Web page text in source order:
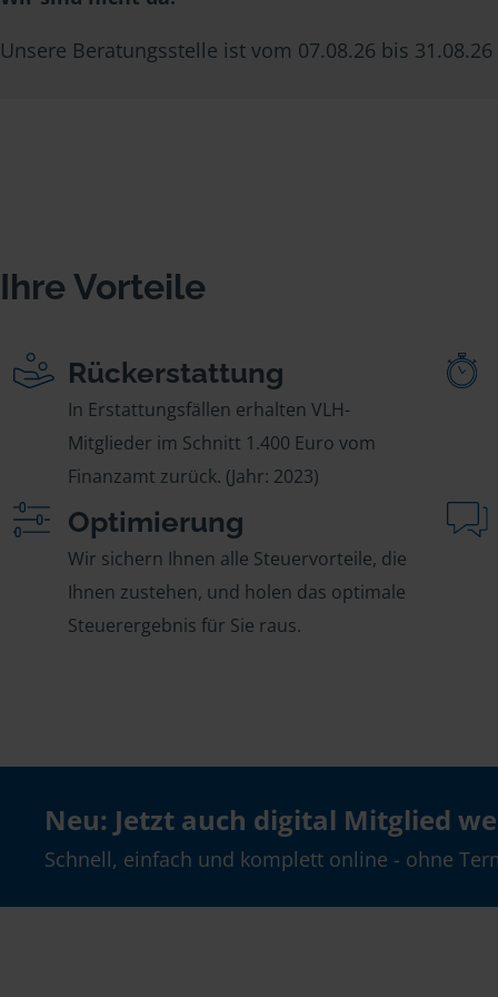
Unsere Beratungsstelle ist vom 07.08.26 bis
Ihre Vorteile
Rückerstattung
In Erstattungsfällen erhalten VLH-
Mitglieder im Schnitt 1.400 Euro vom
Finanzamt zurück. (Jahr: 2023)
Optimierung
Wir sichern Ihnen alle Steuervorteile, die
Ihnen zustehen, und holen das optimale
Steuerergebnis für Sie raus.
Neu: Jetzt auch digital Mitglied
Schnell, einfach und komplett online - ohne